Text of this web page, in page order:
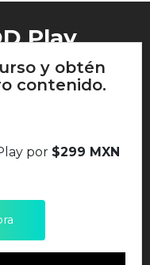
y obtén
contenido.
por $299 MXN
Play